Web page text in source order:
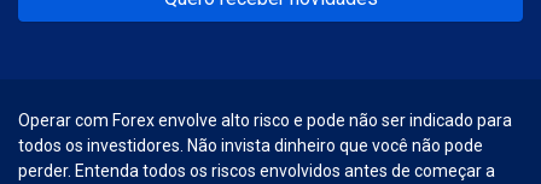
Operar com Forex envolve alto risco e pode não ser indicado para
todos os investidores. Não invista dinheiro que você não pode
perder. Entenda todos os riscos envolvidos antes de começar a